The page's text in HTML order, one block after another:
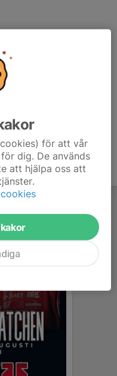
för att vår
dig. De används
att hjälpa oss att